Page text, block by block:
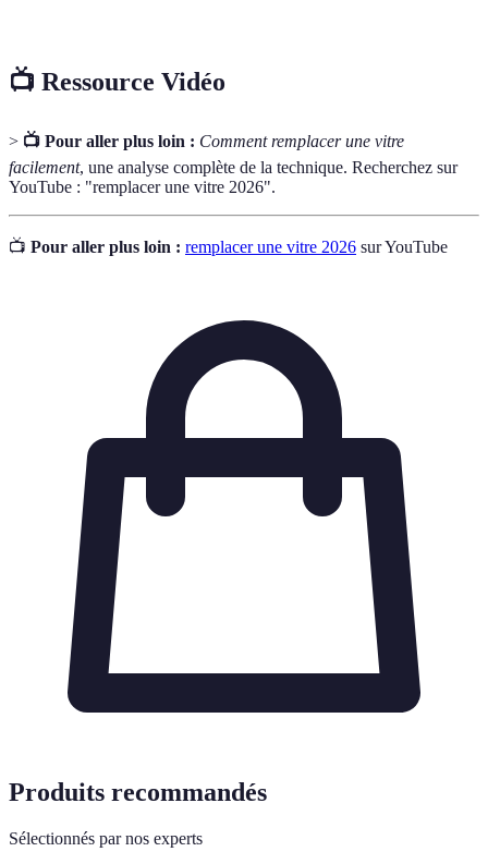
📺 Ressource Vidéo
> 📺 Pour aller plus loin : Comment remplacer une vitre
facilement, une analyse complète de la technique. Recherchez sur
YouTube : "remplacer une vitre 2026".
📺 Pour aller plus loin : remplacer une vitre 2026 sur YouTube
Produits recommandés
Sélectionnés par nos experts